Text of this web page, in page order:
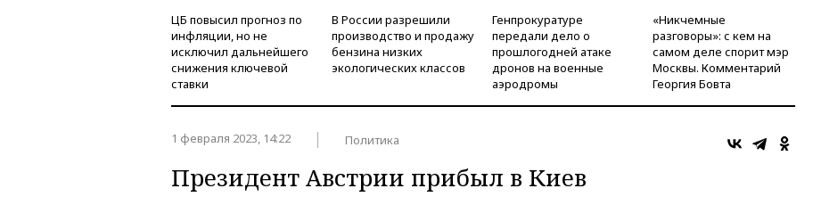
ЦБ повысил прогноз по
инфляции, но не
исключил дальнейшего
снижения ключевой
ставки
В России разрешили
производство и продажу
бензина низких
экологических классов
Генпрокуратуре
передали дело о
прошлогодней атаке
дронов на военные
аэродромы
«Никчемные
разговоры»: с кем на
самом деле спорит мэр
Москвы. Комментарий
Георгия Бовта
1 февраля 2023, 14:22 Политика
Президент Австрии прибыл в Киев